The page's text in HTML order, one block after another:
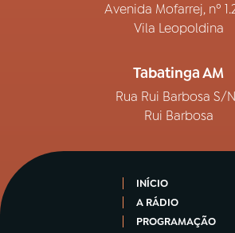
Avenida Mofarrej, nº
Vila Leopoldina
Tabatinga AM
Rua Rui Barbosa S/
Rui Barbosa
INÍCIO
A RÁDIO
PROGRAMAÇÃO